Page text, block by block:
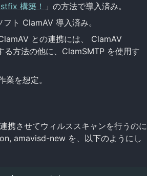
構築！
」の方法で導入済み。
ト ClamAV 導入済み。
との連携には、 ClamAV
る方法の他に、ClamSMTP を使用す
を想定。
携させてウィルススキャンを行うのに
amavisd-new を、以下のようにし